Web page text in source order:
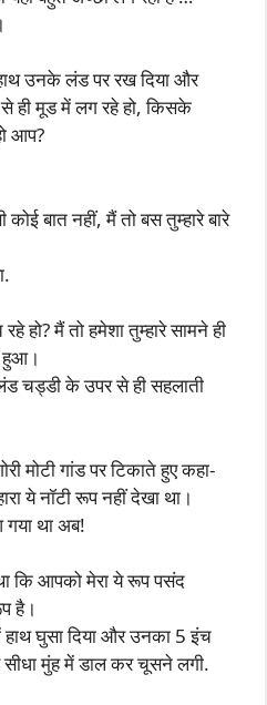
उनके लंड पर रख दिया और
ही मूड में लग रहे हो, किसके
आप?
बात नहीं, मैं तो बस तुम्हारे बारे
हो? मैं तो हमेशा तुम्हारे सामने ही
हुआ।
चड्डी के उपर से ही सहलाती
मोटी गांड पर टिकाते हुए कहा-
ये नॉटी रूप नहीं देखा था।
गया था अब!
कि आपको मेरा ये रूप पसंद
है।
घुसा दिया और उनका 5 इंच
मुंह में डाल कर चूसने लगी.